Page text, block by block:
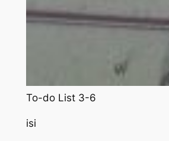
To-do List 3-6
isi